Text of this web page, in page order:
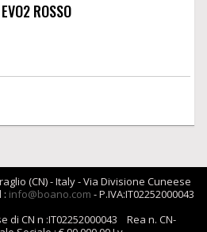
ROSSO
(CN) - Italy - Via Divisione Cuneese
: info@boano.com - P.IVA:IT02252000043
di CN n :IT02252000043 Rea n. CN-